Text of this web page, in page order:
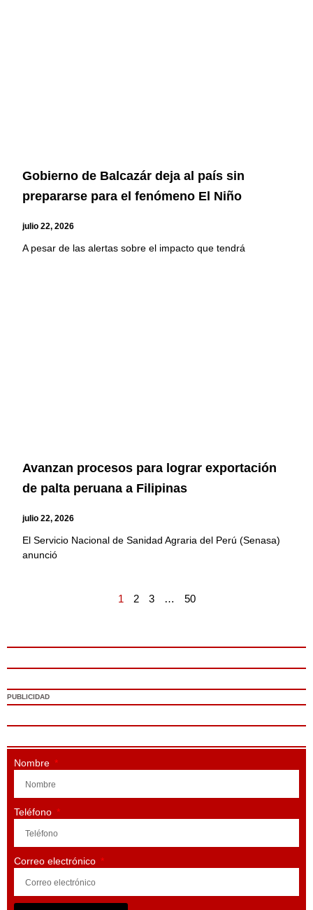
Gobierno de Balcazár deja al país sin
prepararse para el fenómeno El Niño
julio 22, 2026
A pesar de las alertas sobre el impacto que tendrá
Avanzan procesos para lograr exportación
de palta peruana a Filipinas
julio 22, 2026
El Servicio Nacional de Sanidad Agraria del Perú (Senasa)
anunció
1 2 3 … 50
PUBLICIDAD
Nombre
Teléfono
Correo electrónico